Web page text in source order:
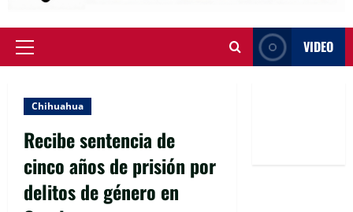
Primary
VIDEO
Chihuahua
Recibe sentencia de
cinco años de prisión por
delitos de género en